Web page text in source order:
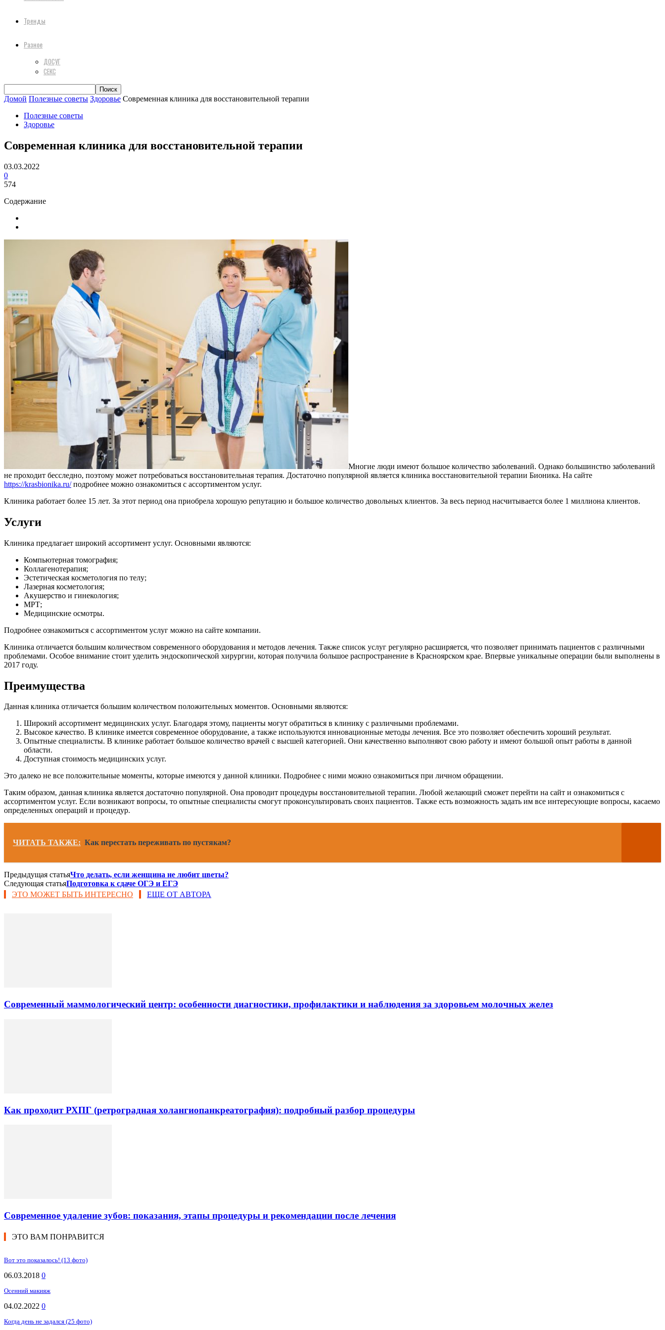
Тренды
Разное
ДОСУГ
СЕКС
Домой Полезные советы Здоровье Современная клиника для восстановительной терапии
Полезные советы
Здоровье
Современная клиника для восстановительной терапии
03.03.2022
0
574
Содержание
Многие люди имеют большое количество заболеваний. Однако большинство заболеваний
не проходит бесследно, поэтому может потребоваться восстановительная терапия. Достаточно популярной является клиника восстановительной терапии Бионика. На сайте
https://krasbionika.ru/подробнее можно ознакомиться с ассортиментом услуг.
Клиника работает более 15 лет. За этот период она приобрела хорошую репутацию и большое количество довольных клиентов. За весь период насчитывается более 1 миллиона клиентов.
Услуги
Клиника предлагает широкий ассортимент услуг. Основными являются:
Компьютерная томография;
Коллагенотерапия;
Эстетическая косметология по телу;
Лазерная косметология;
Акушерство и гинекология;
МРТ;
Медицинские осмотры.
Подробнее ознакомиться с ассортиментом услуг можно на сайте компании.
Клиника отличается большим количеством современного оборудования и методов лечения. Также список услуг регулярно расширяется, что позволяет принимать пациентов с различными
проблемами. Особое внимание стоит уделить эндоскопической хирургии, которая получила большое распространение в Красноярском крае. Впервые уникальные операции были выполнены в
2017 году.
Преимущества
Данная клиника отличается большим количеством положительных моментов. Основными являются:
Широкий ассортимент медицинских услуг. Благодаря этому, пациенты могут обратиться в клинику с различными проблемами.
Высокое качество. В клинике имеется современное оборудование, а также используются инновационные методы лечения. Все это позволяет обеспечить хороший результат.
Опытные специалисты. В клинике работает большое количество врачей с высшей категорией. Они качественно выполняют свою работу и имеют большой опыт работы в данной
области.
Доступная стоимость медицинских услуг.
Это далеко не все положительные моменты, которые имеются у данной клиники. Подробнее с ними можно ознакомиться при личном обращении.
Таким образом, данная клиника является достаточно популярной. Она проводит процедуры восстановительной терапии. Любой желающий сможет перейти на сайт и ознакомиться с
ассортиментом услуг. Если возникают вопросы, то опытные специалисты смогут проконсультировать своих пациентов. Также есть возможность задать им все интересующие вопросы, касаемо
определенных операций и процедур.
ЧИТАТЬ ТАКЖЕ: Как перестать переживать по пустякам?
Предыдущая статьяЧто делать, если женщина не любит цветы?
Следующая статьяПодготовка к сдаче ОГЭ и ЕГЭ
ЭТО МОЖЕТ БЫТЬ ИНТЕРЕСНО
ЕЩЕ ОТ АВТОРА
Современный маммологический центр: особенности диагностики, профилактики и наблюдения за здоровьем молочных желез
Как проходит РХПГ (ретроградная холангиопанкреатография): подробный разбор процедуры
Современное удаление зубов: показания, этапы процедуры и рекомендации после лечения
ЭТО ВАМ ПОНРАВИТСЯ
Вот это показалось! (13 фото)
06.03.2018 0
Осенний макияж
04.02.2022 0
Когда день не задался (25 фото)